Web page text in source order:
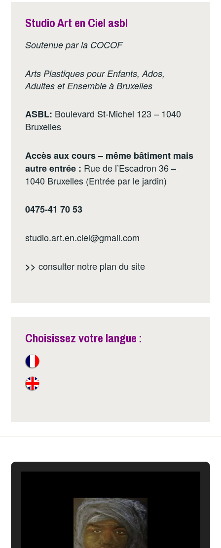
Studio Art en Ciel asbl
Soutenue par la COCOF
Arts Plastiques pour Enfants, Ados,
Adultes et Ensemble à Bruxelles
ASBL: Boulevard St-Michel 123 – 1040
Bruxelles
Accès aux cours – même bâtiment mais
autre entrée : Rue de l’Escadron 36 –
1040 Bruxelles (Entrée par le jardin)
0475-41 70 53
studio.art.en.ciel@gmail.com
>> consulter notre plan du site
Choisissez votre langue :